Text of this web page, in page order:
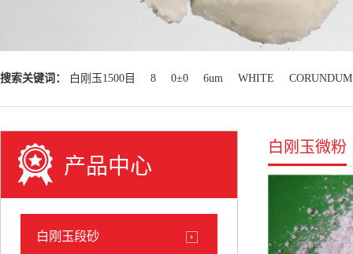
搜索关键词： 白刚玉1500目 8 0±0 6um WHITE CORUNDUM
产品中心
白刚玉段砂
白刚玉微粉